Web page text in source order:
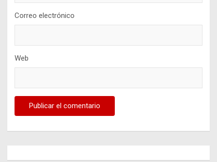
Correo electrónico
Web